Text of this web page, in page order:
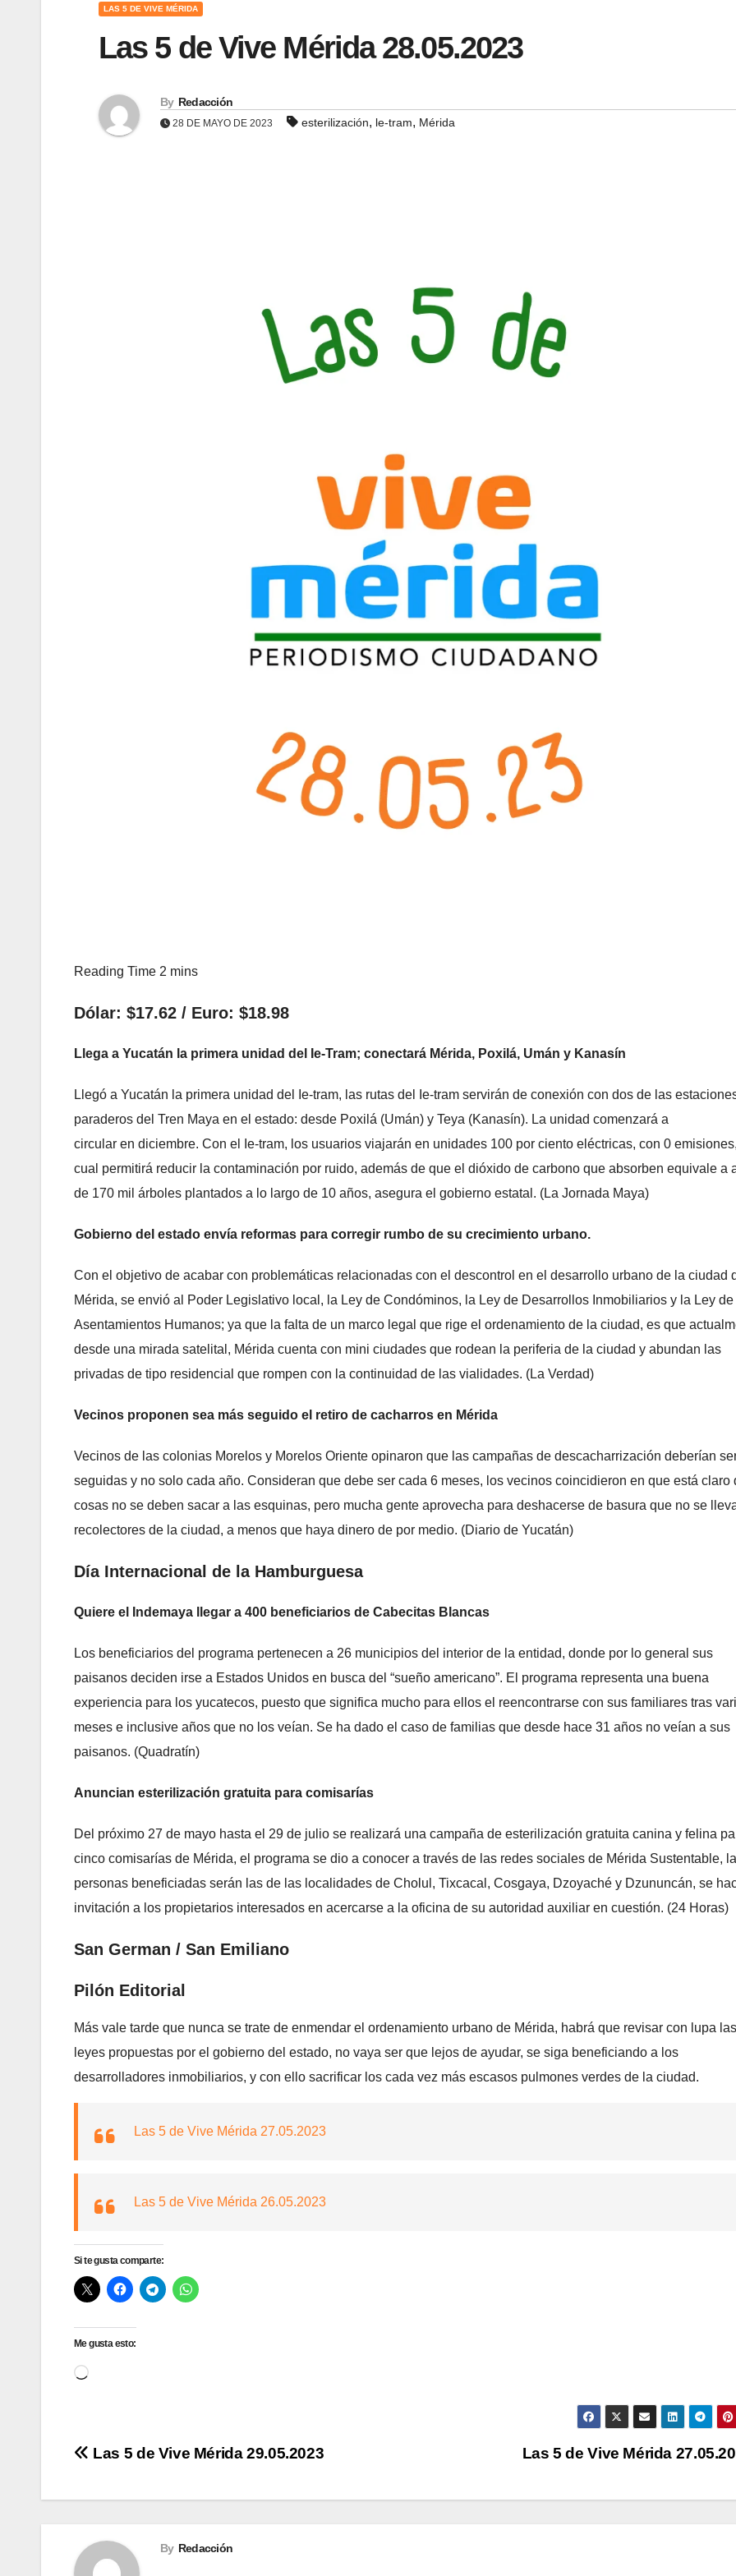
LAS 5 DE VIVE MÉRIDA
Las 5 de Vive Mérida 28.05.2023
By Redacción
28 DE MAYO DE 2023 esterilización, le-tram, Mérida
Dólar: $17.62 / Euro: $18.98
Llega a Yucatán la primera unidad del Ie-Tram; conectará Mérida, Poxilá, Umán y Kanasín
Llegó a Yucatán la primera unidad del Ie-tram, las rutas del Ie-tram servirán de conexión con dos de las
paraderos del Tren Maya en el estado: desde Poxilá (Umán) y Teya (Kanasín). La unidad comenzará a
circular en diciembre. Con el Ie-tram, los usuarios viajarán en unidades 100 por ciento eléctricas, con 0
cual permitirá reducir la contaminación por ruido, además de que el dióxido de carbono que absorben equivale a
de 170 mil árboles plantados a lo largo de 10 años, asegura el gobierno estatal. (La Jornada Maya)
Gobierno del estado envía reformas para corregir rumbo de su crecimiento urbano.
Con el objetivo de acabar con problemáticas relacionadas con el descontrol en el desarrollo urbano de la ciudad
Mérida, se envió al Poder Legislativo local, la Ley de Condóminos, la Ley de Desarrollos Inmobiliarios y la Ley de
Asentamientos Humanos; ya que la falta de un marco legal que rige el ordenamiento de la ciudad, es que
desde una mirada satelital, Mérida cuenta con mini ciudades que rodean la periferia de la ciudad y abundan las
privadas de tipo residencial que rompen con la continuidad de las vialidades. (La Verdad)
Vecinos proponen sea más seguido el retiro de cacharros en Mérida
Vecinos de las colonias Morelos y Morelos Oriente opinaron que las campañas de descacharrización deberían
seguidas y no solo cada año. Consideran que debe ser cada 6 meses, los vecinos coincidieron en que está claro
cosas no se deben sacar a las esquinas, pero mucha gente aprovecha para deshacerse de basura que no se
recolectores de la ciudad, a menos que haya dinero de por medio. (Diario de Yucatán)
Día Internacional de la Hamburguesa
Quiere el Indemaya llegar a 400 beneficiarios de Cabecitas Blancas
Los beneficiarios del programa pertenecen a 26 municipios del interior de la entidad, donde por lo general sus
paisanos deciden irse a Estados Unidos en busca del “sueño americano”. El programa representa una buena
experiencia para los yucatecos, puesto que significa mucho para ellos el reencontrarse con sus familiares tras
meses e inclusive años que no los veían. Se ha dado el caso de familias que desde hace 31 años no veían a sus
paisanos. (Quadratín)
Anuncian esterilización gratuita para comisarías
Del próximo 27 de mayo hasta el 29 de julio se realizará una campaña de esterilización gratuita canina y felina
cinco comisarías de Mérida, el programa se dio a conocer a través de las redes sociales de Mérida Sustentable,
personas beneficiadas serán las de las localidades de Cholul, Tixcacal, Cosgaya, Dzoyaché y Dzununcán, se
invitación a los propietarios interesados en acercarse a la oficina de su autoridad auxiliar en cuestión. (24 Horas)
San German / San Emiliano
Pilón Editorial
Más vale tarde que nunca se trate de enmendar el ordenamiento urbano de Mérida, habrá que revisar con lupa las
leyes propuestas por el gobierno del estado, no vaya ser que lejos de ayudar, se siga beneficiando a los
desarrolladores inmobiliarios, y con ello sacrificar los cada vez más escasos pulmones verdes de la ciudad.
Las 5 de Vive Mérida 27.05.2023
Las 5 de Vive Mérida 26.05.2023
Si te gusta comparte:
Me gusta esto:
Cargando...
Navegación
Las 5 de Vive Mérida
Las 5 de Vive Mérida 29.05.2023
By Redacción